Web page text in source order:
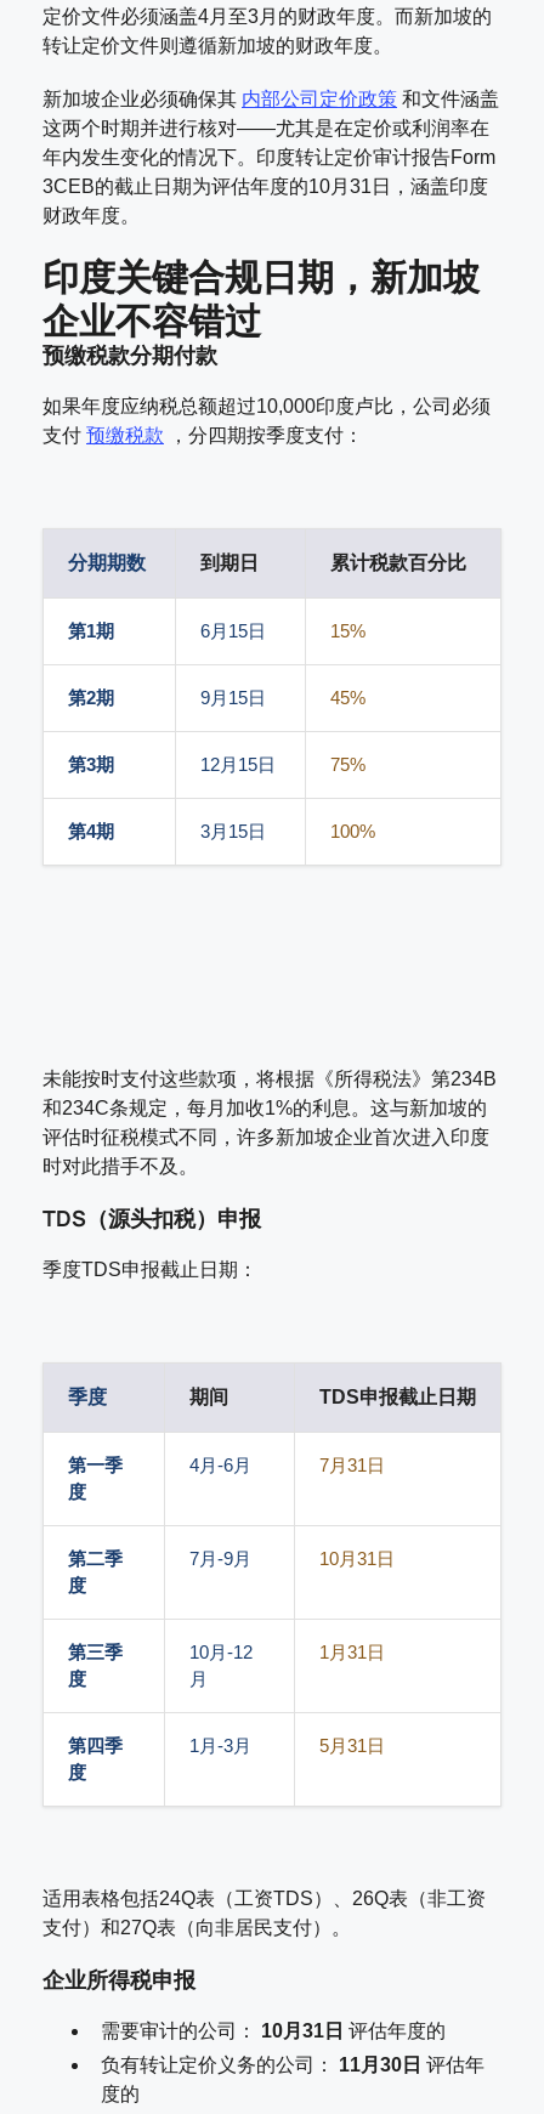
定价文件必须涵盖4月至3月的财政年度。而新加坡的
转让定价文件则遵循新加坡的财政年度。
新加坡企业必须确保其 内部公司定价政策 和文件涵盖
这两个时期并进行核对——尤其是在定价或利润率在
年内发生变化的情况下。印度转让定价审计报告Form
3CEB的截止日期为评估年度的10月31日，涵盖印度
财政年度。
印度关键合规日期，新加坡
企业不容错过
预缴税款分期付款
如果年度应纳税总额超过10,000印度卢比，公司必须
支付 预缴税款 ，分四期按季度支付：
分期期数 到期日 累计税款百分比
第1期 6月15日 15%
第2期 9月15日 45%
第3期 12月15日 75%
第4期 3月15日 100%
未能按时支付这些款项，将根据《所得税法》第234B
和234C条规定，每月加收1%的利息。这与新加坡的
评估时征税模式不同，许多新加坡企业首次进入印度
时对此措手不及。
TDS（源头扣税）申报
季度TDS申报截止日期：
季度 期间 TDS申报截止日期
第一季
度
4月-6月 7月31日
第二季
度
7月-9月 10月31日
第三季
度
10月-12
月
1月31日
第四季
度
1月-3月 5月31日
适用表格包括24Q表（工资TDS）、26Q表（非工资
支付）和27Q表（向非居民支付）。
企业所得税申报
需要审计的公司： 10月31日 评估年度的
负有转让定价义务的公司： 11月30日 评估年
度的